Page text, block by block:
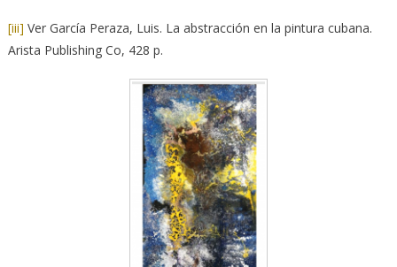
[iii] Ver García Peraza, Luis. La abstracción en la pintura cubana.
Arista Publishing Co, 428 p.